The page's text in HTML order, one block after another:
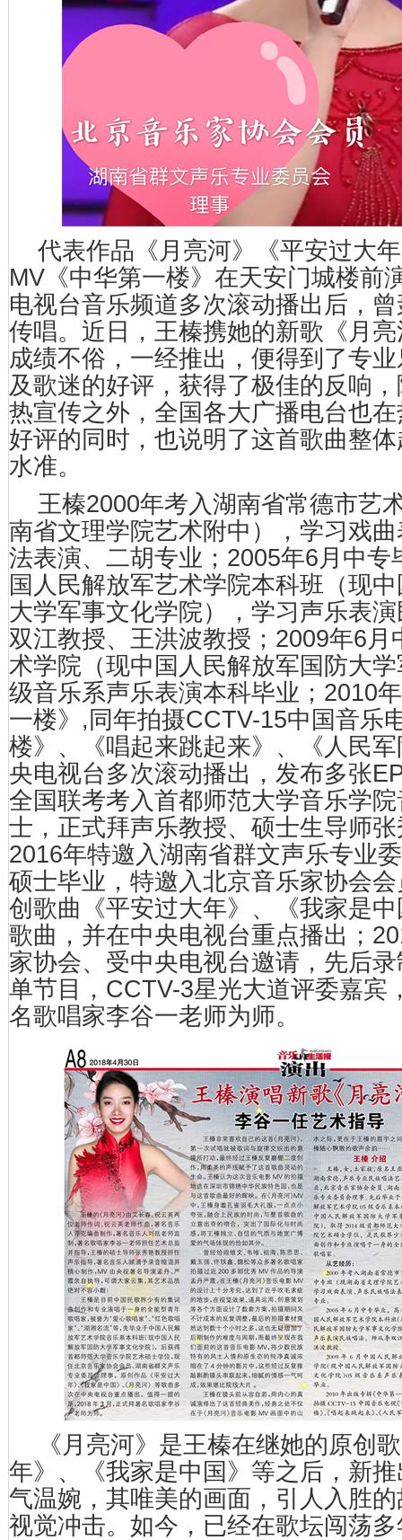
代表作品《月亮河》《平安过大
MV《中华第一楼》在天安门城楼前
电视台音乐频道多次滚动播出后，
传唱。近日，王榛携她的新歌《月
成绩不俗，一经推出，便得到了专
及歌迷的好评，获得了极佳的反响
热宣传之外，全国各大广播电台也
好评的同时，也说明了这首歌曲整
水准。
王榛2000年考入湖南省常德市艺
南省文理学院艺术附中），学习戏
法表演、二胡专业；2005年6月中专
国人民解放军艺术学院本科班（现
大学军事文化学院），学习声乐表
双江教授、王洪波教授；2009年6月
术学院（现中国人民解放军国防大
级音乐系声乐表演本科毕业；2010
一楼》,同年拍摄CCTV-15中国音乐
楼》、《唱起来跳起来》、《人民
央电视台多次滚动播出，发布多张
全国联考考入首都师范大学音乐学
士，正式拜声乐教授、硕士生导师
2016年特邀入湖南省群文声乐专业
硕士毕业，特邀入北京音乐家协会
创歌曲《平安过大年》、《我家是
歌曲，并在中央电视台重点播出；
家协会、受中央电视台邀请，先后
单节目，CCTV-3星光大道评委嘉宾
名歌唱家李谷一老师为师。
《月亮河》是王榛在继她的原创
年》、《我家是中国》等之后，新
气温婉，其唯美的画面，引人入胜
视觉冲击。如今，已经在歌坛闯荡